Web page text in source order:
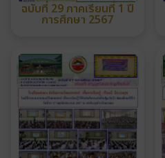
ฉบับที่ 29 ภาคเรียนที่ 1 ปี
การศึกษา 2567